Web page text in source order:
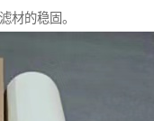
材的稳固。